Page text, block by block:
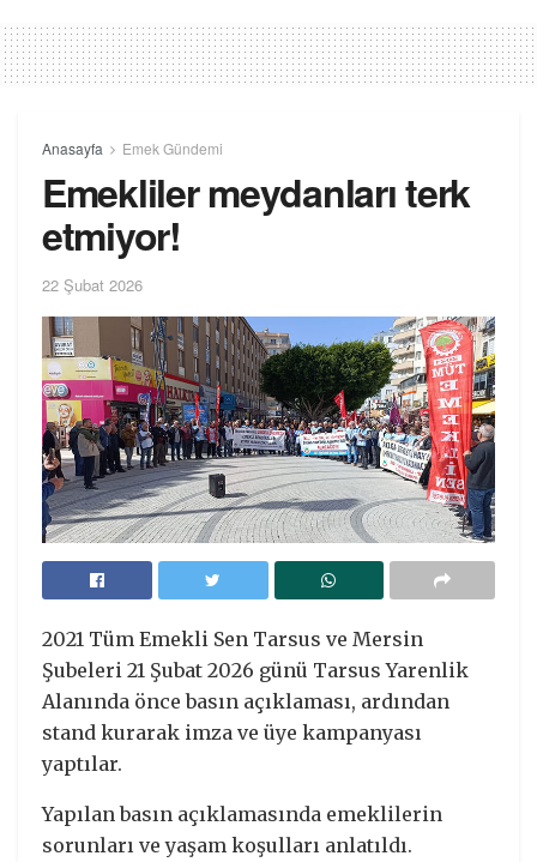
Anasayfa Emek Gündemi
Emekliler meydanları terk
etmiyor!
22 Şubat 2026
2021 Tüm Emekli Sen Tarsus ve Mersin
Şubeleri 21 Şubat 2026 günü Tarsus Yarenlik
Alanında önce basın açıklaması, ardından
stand kurarak imza ve üye kampanyası
yaptılar.
Yapılan basın açıklamasında emeklilerin
sorunları ve yaşam koşulları anlatıldı.